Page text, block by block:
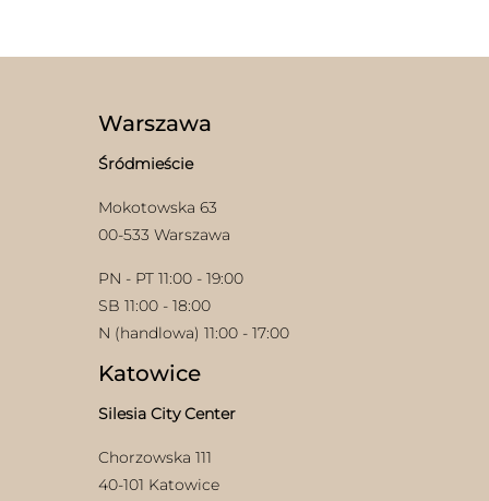
na
stronie
produktu
Warszawa
Śródmieście
Mokotowska 63
00-533 Warszawa
PN - PT 11:00 - 19:00
SB 11:00 - 18:00
N (handlowa) 11:00 - 17:00
Katowice
Silesia City Center
Chorzowska 111
40-101 Katowice